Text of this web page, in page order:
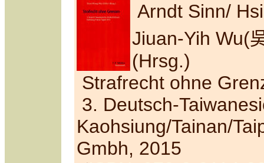
Arndt Sinn/
Jiuan-Yih Wu(
(Hrsg.)
Strafrecht ohne
3. Deutsch-
Kaohsiung/Tainan/
Gmbh, 2015